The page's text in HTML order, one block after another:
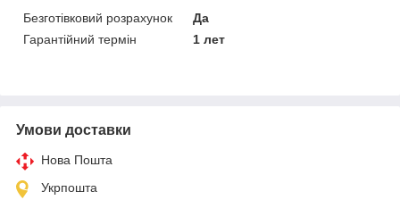
Безготівковий розрахунок
Да
Гарантійний термін
1 лет
Умови доставки
Нова Пошта
Укрпошта